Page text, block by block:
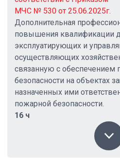
МЧС № 530 от 25.06.2025г.
Дополнительная
повышения квалификации
эксплуатирующих и
осуществляющих
связанную с обеспечением
безопасности на объектах
назначенных ими
пожарной безопасности.
16 ч